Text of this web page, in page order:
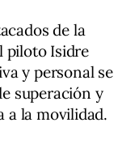
de la
piloto Isidre
y personal se
superación y
a la movilidad.